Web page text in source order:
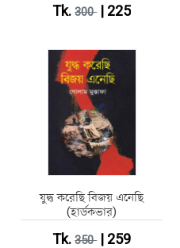
Tk.300| 225
যুদ্ধ করেছি বিজয় এনেছি
(হার্ডকভার)
Tk.350| 259